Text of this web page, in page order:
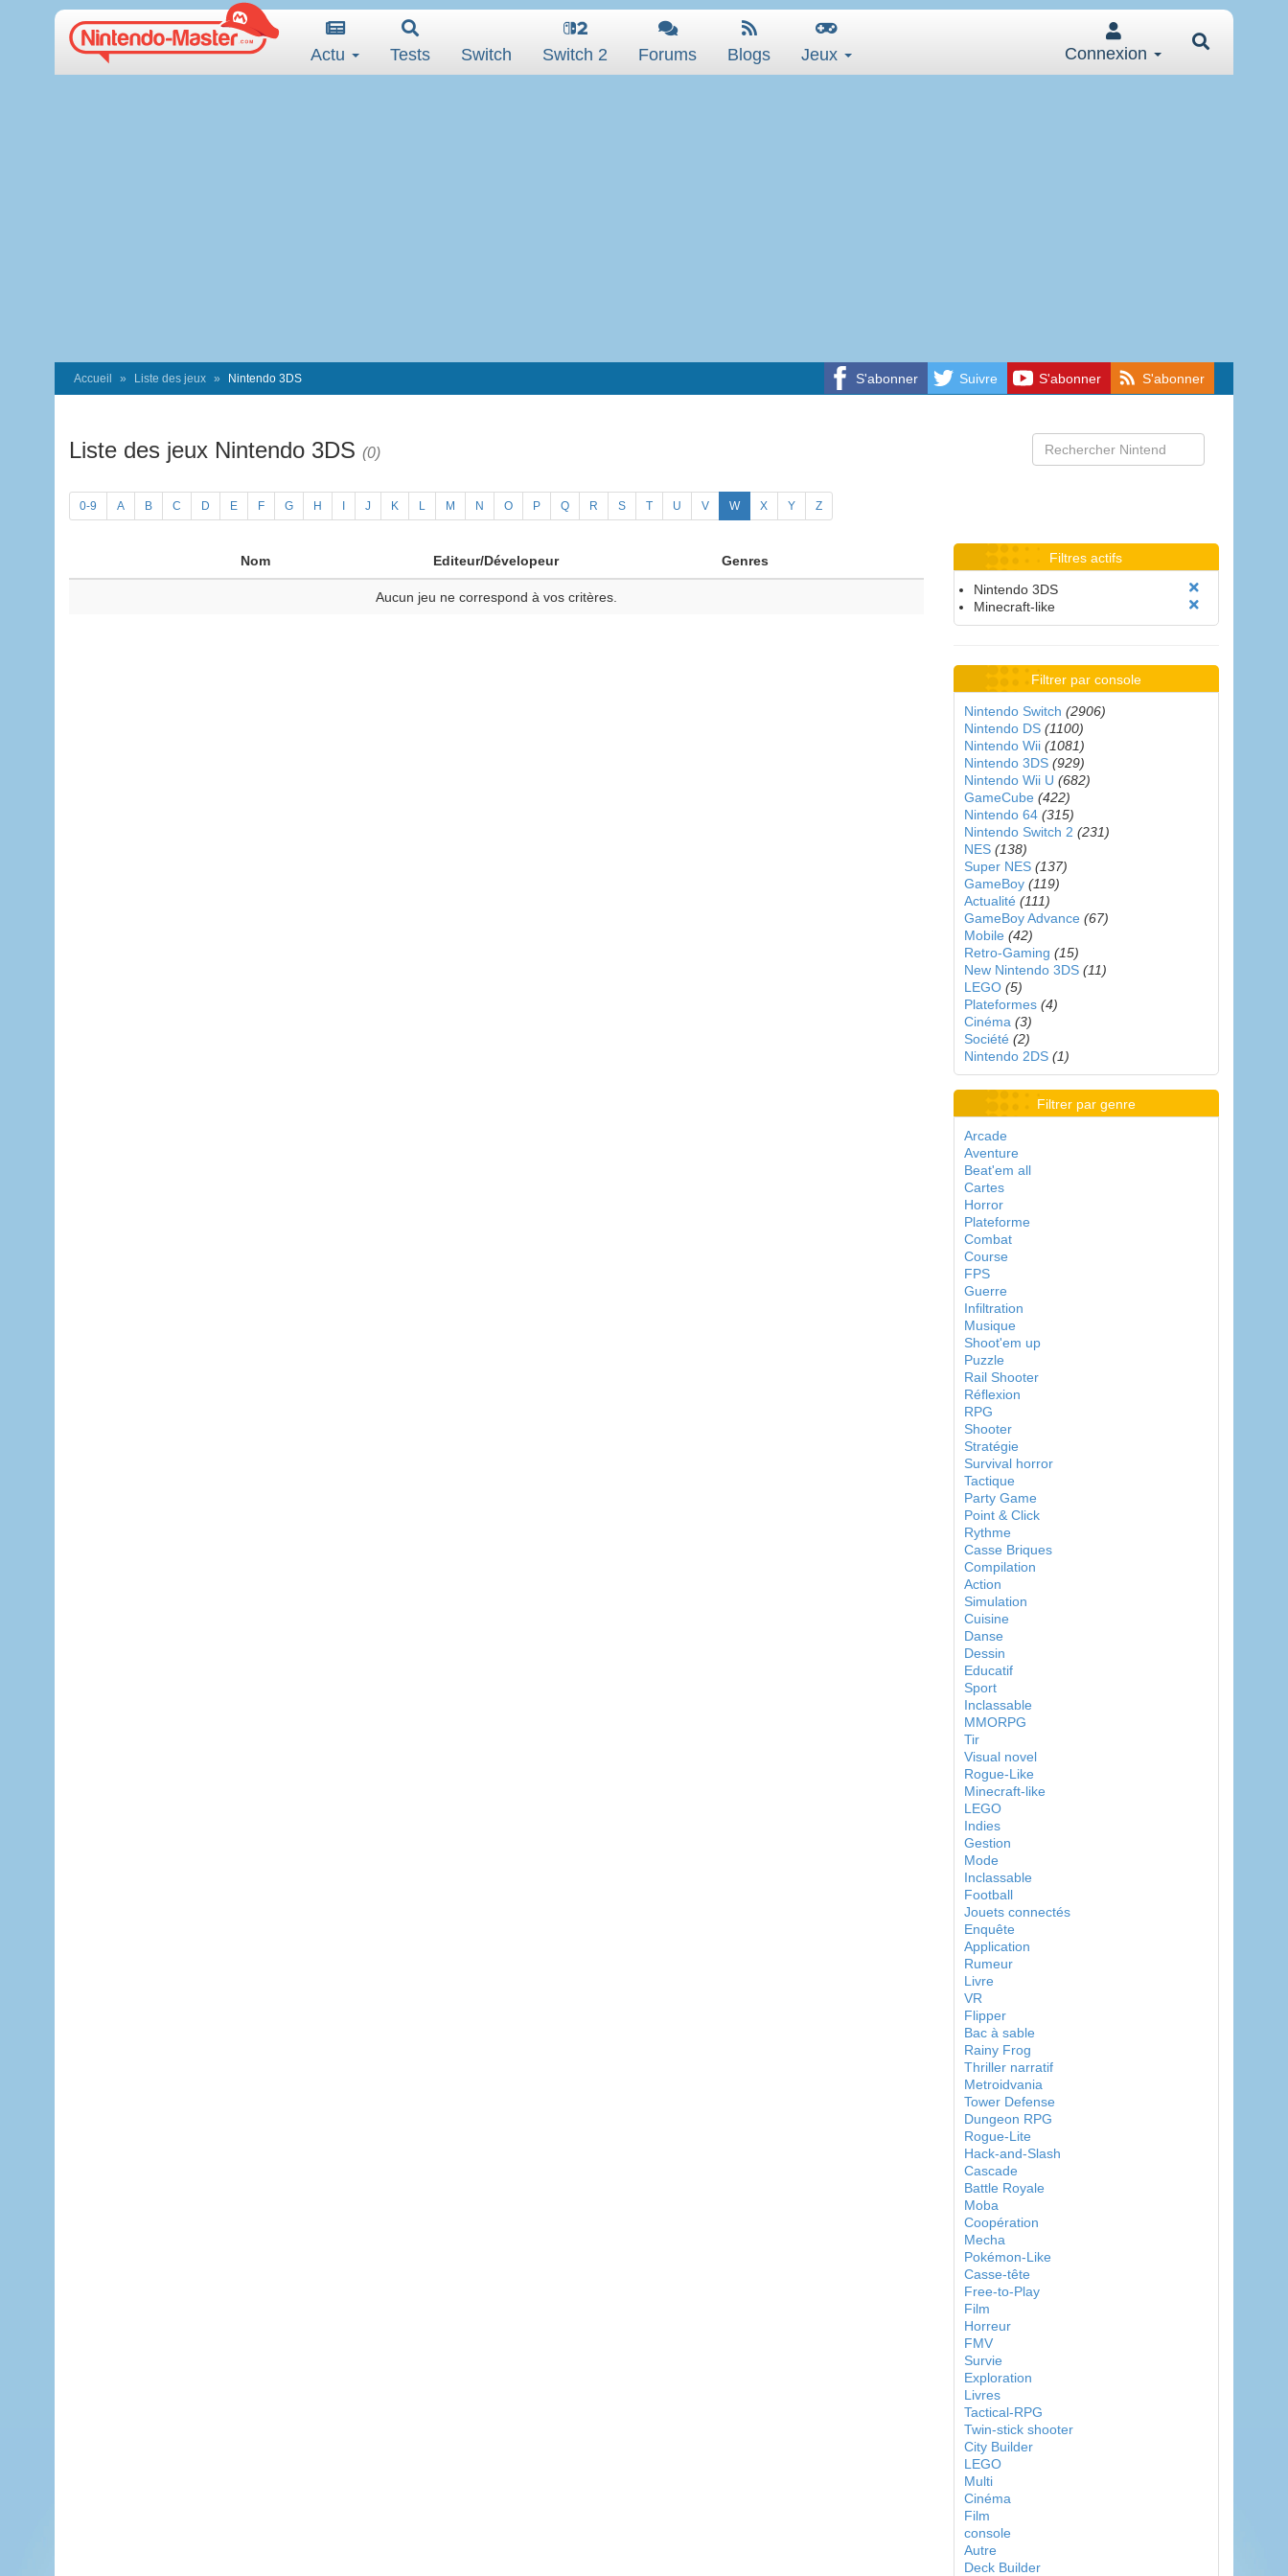
Actu Tests Switch Switch 2 Forums Blogs Jeux Connexion
S'abonner Suivre S'abonner S'abonner
Accueil Liste des jeux Nintendo 3DS
Liste des jeux Nintendo 3DS (0)
0-9 A B C D E F G H J K L M N O P Q R S T U V W X Y Z
Nom Editeur/Dévelopeur Genres
Aucun jeu ne correspond à vos critères.
Filtres actifs
Nintendo 3DS
Minecraft-like
Filtrer par console
Nintendo Switch (2906)
Nintendo DS (1100)
Nintendo Wii (1081)
Nintendo 3DS (929)
Nintendo Wii U (682)
GameCube (422)
Nintendo 64 (315)
Nintendo Switch 2 (231)
NES (138)
Super NES (137)
GameBoy (119)
Actualité (111)
GameBoy Advance (67)
Mobile (42)
Retro-Gaming (15)
New Nintendo 3DS (11)
LEGO (5)
Plateformes (4)
Cinéma (3)
Société (2)
Nintendo 2DS (1)
Filtrer par genre
Arcade
Aventure
Beat'em all
Cartes
Horror
Plateforme
Combat
Course
FPS
Guerre
Infiltration
Musique
Shoot'em up
Puzzle
Rail Shooter
Réflexion
RPG
Shooter
Stratégie
Survival horror
Tactique
Party Game
Point & Click
Rythme
Casse Briques
Compilation
Action
Simulation
Cuisine
Danse
Dessin
Educatif
Sport
Inclassable
MMORPG
Tir
Visual novel
Rogue-Like
Minecraft-like
LEGO
Indies
Gestion
Mode
Inclassable
Football
Jouets connectés
Enquête
Application
Rumeur
Livre
VR
Flipper
Bac à sable
Rainy Frog
Thriller narratif
Metroidvania
Tower Defense
Dungeon RPG
Rogue-Lite
Hack-and-Slash
Cascade
Battle Royale
Moba
Coopération
Mecha
Pokémon-Like
Casse-tête
Free-to-Play
Film
Horreur
FMV
Survie
Exploration
Livres
Tactical-RPG
Twin-stick shooter
City Builder
LEGO
Multi
Cinéma
Film
console
Autre
Deck Builder